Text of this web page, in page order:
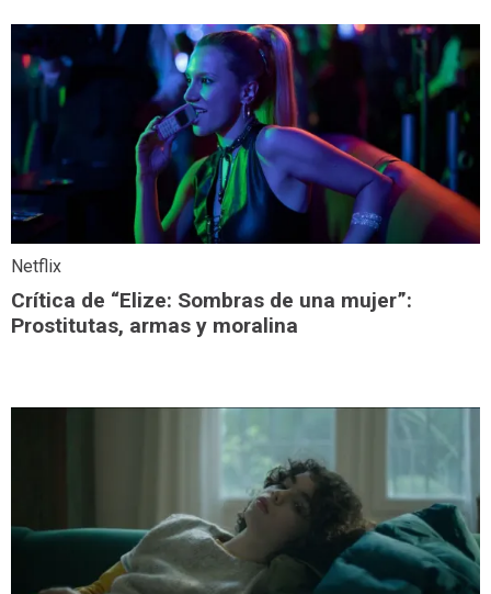
Netflix
Crítica de “Elize: Sombras de una mujer”:
Prostitutas, armas y moralina